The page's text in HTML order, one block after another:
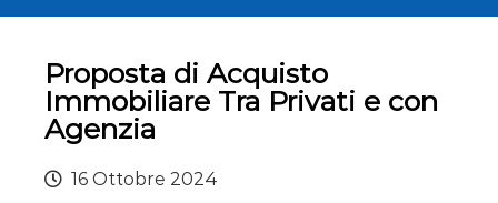
Proposta di Acquisto
Immobiliare Tra Privati e con
Agenzia
16 Ottobre 2024